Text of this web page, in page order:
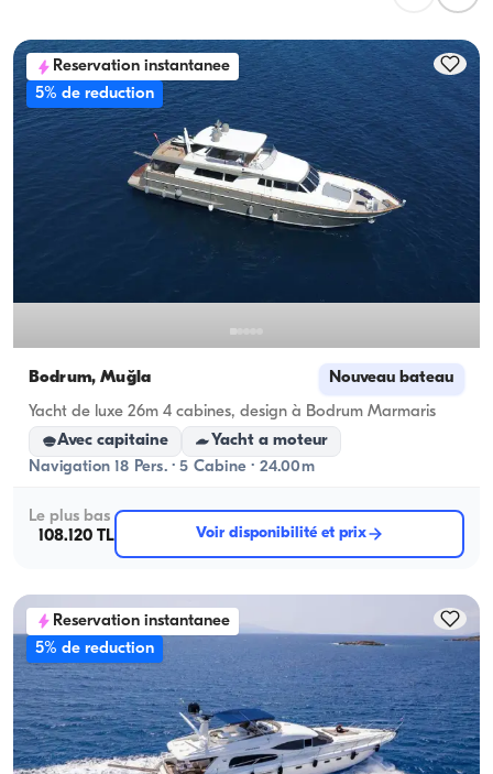
capacité d'hébergement ; pour les locations à la
journée, la capacité de navigation s'applique.
Reservation instantanee
5% de reduction
Bodrum, Muğla Nouveau bateau
Yacht de luxe 26m 4 cabines, design à Bodrum Marmaris
Avec capitaine
Yacht a moteur
Navigation 18 Pers. · 5 Cabine · 24.00m
Le plus bas
108.120 TL
Voir disponibilité et prix
Reservation instantanee
5% de reduction